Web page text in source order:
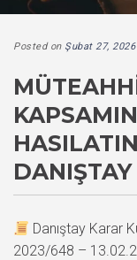
Posted on Şubat 27, 2026
Danıştay Karar
2023/648 –